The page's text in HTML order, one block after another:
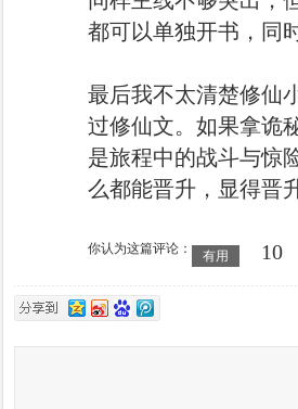
都可以单独开书，同
最后我不太清楚修仙
过修仙文。如果拿诡
是旅程中的战斗与惊
么都能晋升，显得晋
你认为这篇评论：
有用 10